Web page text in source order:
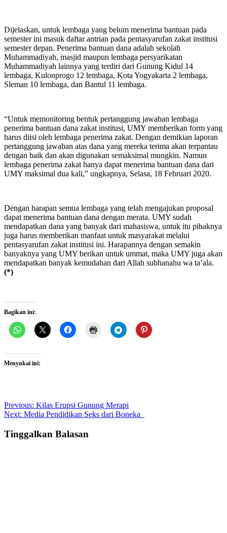
Dijelaskan, untuk lembaga yang belum menerima bantuan pada
semester ini masuk daftar antrian pada pentasyarufan zakat institusi
semester depan. Penerima bantuan dana adalah sekolah
Muhammadiyah, masjid maupun lembaga persyarikatan
Muhammadiyah lainnya yang terdiri dari Gunung Kidul 14
lembaga, Kulonprogo 12 lembaga, Kota Yogyakarta 2 lembaga,
Sleman 10 lembaga, dan Bantul 11 lembaga.
“Untuk memonitoring bentuk pertanggung jawaban lembaga
penerima bantuan dana zakat institusi, UMY memberikan form yang
harus diisi oleh lembaga penerima zakat. Dengan demikian laporan
pertanggung jawaban atas dana yang mereka terima akan terpantau
dengan baik dan akan digunakan semaksimal mungkin. Namun
lembaga penerima zakat hanya dapat menerima bantuan dana dari
UMY maksimal dua kali,” ungkapnya, Selasa, 18 Februari 2020.
Dengan harapan semua lembaga yang telah mengajukan proposal
dapat menerima bantuan dana dengan merata. UMY sudah
mendapatkan dana yang banyak dari mahasiswa, untuk itu pihaknya
juga harus memberikan manfaat untuk masyarakat melalui
pentasyarufan zakat institusi ini. Harapannya dengan semakin
banyaknya yang UMY berikan untuk ummat, maka UMY juga akan
mendapatkan banyak kemudahan dari Allah subhanahu wa ta’ala.
(*)
Bagikan ini:
Menyukai ini:
Post
navigation
Previous: Kilas Erupsi Gunung Merapi
Next: Media Pendidikan Seks dari Boneka
Tinggalkan Balasan